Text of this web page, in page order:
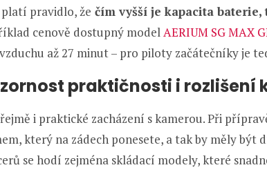
pravidlo, že čím vyšší je kapacita
cenově dostupný modelAERIUM SG MAX
až 27 minut – pro piloty začátečníky je
praktičnosti i rozlišení
i praktické zacházení s kamerou. Při
který na zádech ponesete, a tak by měly být
se hodí zejména skládací modely, které